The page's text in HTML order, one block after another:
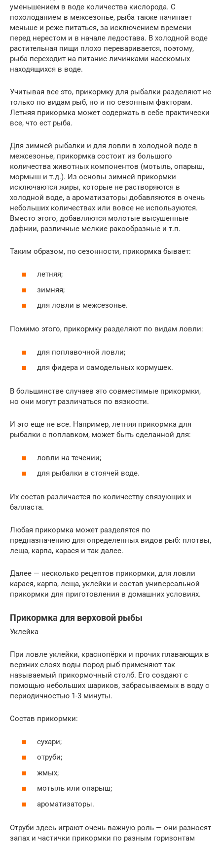
уменьшением в воде количества кислорода. С
похолоданием в межсезонье, рыба также начинает
меньше и реже питаться, за исключением времени
перед нерестом и в начале ледостава. В холодной воде
растительная пищи плохо переваривается, поэтому,
рыба переходит на питание личинками насекомых
находящихся в воде.
Учитывая все это, прикормку для рыбалки разделяют не
только по видам рыб, но и по сезонным факторам.
Летняя прикормка может содержать в себе практически
все, что ест рыба.
Для зимней рыбалки и для ловли в холодной воде в
межсезонье, прикормка состоит из большого
количества животных компонентов (мотыль, опарыш,
мормыш и т.д.). Из основы зимней прикормки
исключаются жиры, которые не растворяются в
холодной воде, а ароматизаторы добавляются в очень
небольших количествах или вовсе не используются.
Вместо этого, добавляются молотые высушенные
дафнии, различные мелкие ракообразные и т.п.
Таким образом, по сезонности, прикормка бывает:
летняя;
зимняя;
для ловли в межсезонье.
Помимо этого, прикормку разделяют по видам ловли:
для поплавочной ловли;
для фидера и самодельных кормушек.
В большинстве случаев это совместимые прикормки,
но они могут различаться по вязкости.
И это еще не все. Например, летняя прикормка для
рыбалки с поплавком, может быть сделанной для:
ловли на течении;
для рыбалки в стоячей воде.
Их состав различается по количеству связующих и
балласта.
Любая прикормка может разделятся по
предназначению для определенных видов рыб: плотвы,
леща, карпа, карася и так далее.
Далее — несколько рецептов прикормки, для ловли
карася, карпа, леща, уклейки и состав универсальной
прикормки для приготовления в домашних условиях.
Прикормка для верховой рыбы
Уклейка
При ловле уклейки, краснопёрки и прочих плавающих в
верхних слоях воды пород рыб применяют так
называемый прикормочный столб. Его создают с
помощью небольших шариков, забрасываемых в воду с
периодичностью 1-3 минуты.
Состав прикормки:
сухари;
отруби;
жмых;
мотыль или опарыш;
ароматизаторы.
Отруби здесь играют очень важную роль — они разносят
запах и частички прикормки по разным горизонтам